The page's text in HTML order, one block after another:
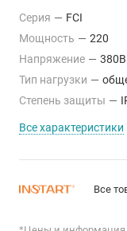
Серия — FCI
Мощность — 220
Напряжение — 380В
Тип нагрузки —
Степень защиты —
Все характеристики
Все